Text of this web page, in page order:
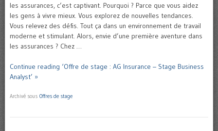
les assurances, c’est captivant. Pourquoi ? Parce que vous aidez
les gens à vivre mieux. Vous explorez de nouvelles tendances.
Vous relevez des défis. Tout ça dans un environnement de travail
moderne et stimulant. Alors, envie d’une première aventure dans
les assurances ? Chez …
Continue reading ‘Offre de stage : AG Insurance – Stage Business
Analyst’ »
Archivé sous Offres de stage